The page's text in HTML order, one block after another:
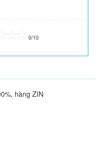
0/10
hàng ZIN